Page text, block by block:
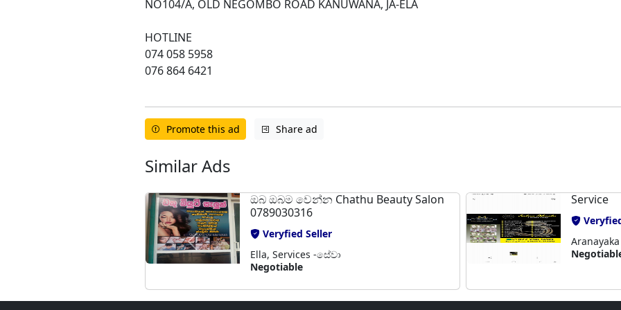
NO104/A, OLD NEGOMBO ROAD KANUWANA, JA-ELA
HOTLINE
074 058 5958
076 864 6421
Promote this ad Share ad
Similar Ads
ඔබ ඔබම වෙන්න Chathu Beauty Salon
0789030316
Veryfied Seller
Ella, Services -සේවා
Negotiable
Service